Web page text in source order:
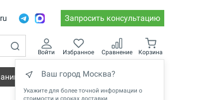
Запросить консультацию
Войти Избранное Сравнение Корзина
Ваш город Москва?
Укажите для более точной информации о
Вакансии